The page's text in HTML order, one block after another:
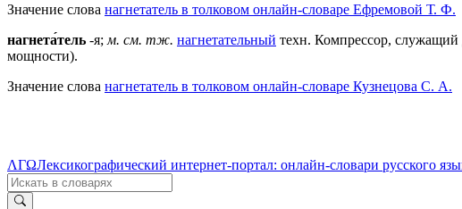
Значение слова нагнетатель в толковом онлайн-словаре Ефремовой Т. Ф.
нагнета́тель -я; м. см. тж. нагнетательный техн. Компрессор, служащий
мощности).
Значение слова нагнетатель в толковом онлайн-словаре Кузнецова С. А.
ΛΓΩЛексикографический интернет-портал: онлайн-словари русского